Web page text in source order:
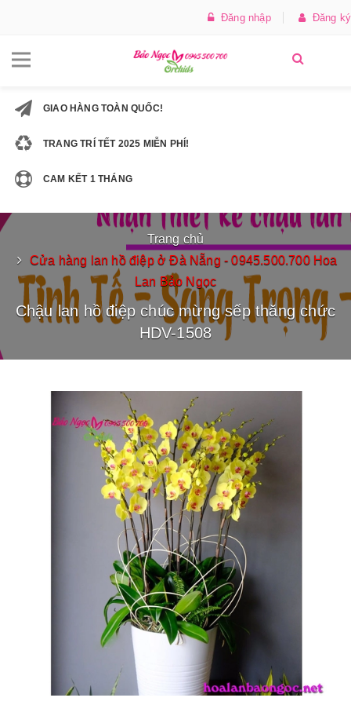
Đăng nhập Đăng ký
GIAO HÀNG TOÀN QUỐC!
TRANG TRÍ TẾT 2025 MIỄN PHÍ!
CAM KẾT 1 THÁNG
Trang chủ
Cửa hàng lan hồ điệp ở Đà Nẵng - 0945.500.700 Hoa
Lan Bảo Ngọc
Chậu lan hồ điệp chúc mừng sếp thăng chức
HDV-1508